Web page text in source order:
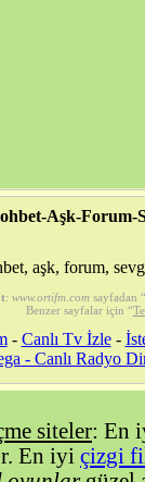
Aşk-Forum-
aşk, forum,
: www.ortifm.comsayfadan “
Benzer sayfalar için “
- Canlı Tv İzle-
- Canlı Radyo
siteler: En
En iyi çizgi